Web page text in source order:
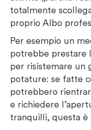
totalmente
proprio Albo
Per esempio un
potrebbe prestare
per risistemare un
potature: se fatte
potrebbero
e richiedere
tranquilli, questa è